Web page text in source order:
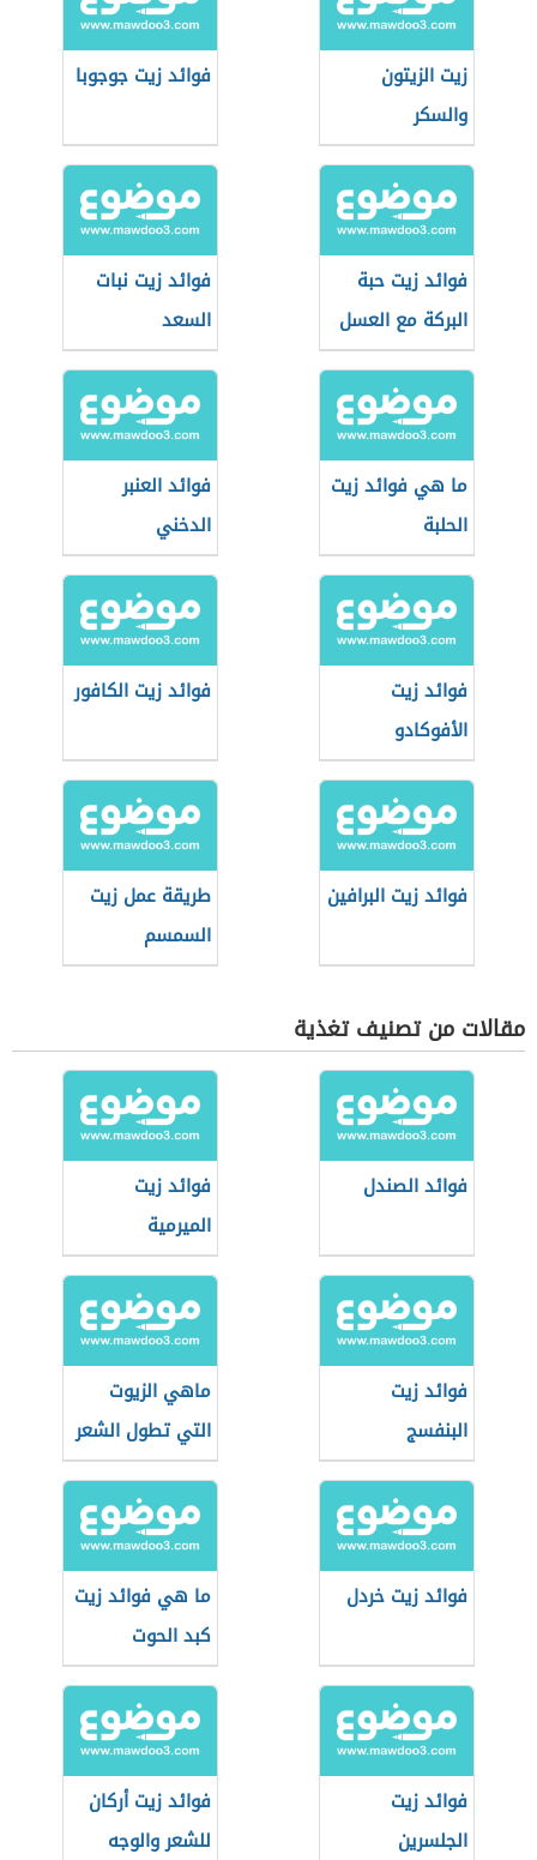
زيت الزيتون
والسكر
فوائد زيت جوجوبا
فوائد زيت حبة
البركة مع العسل
فوائد زيت نبات
السعد
ما هي فوائد زيت
الحلبة
فوائد العنبر
الدخني
فوائد زيت
الأفوكادو
فوائد زيت الكافور
فوائد زيت البرافين
طريقة عمل زيت
السمسم
مقالات من تصنيف تغذية
فوائد الصندل
فوائد زيت
الميرمية
فوائد زيت
البنفسج
ماهي الزيوت
التي تطول الشعر
فوائد زيت خردل
ما هي فوائد زيت
كبد الحوت
فوائد زيت
الجلسرين
فوائد زيت أركان
للشعر والوجه